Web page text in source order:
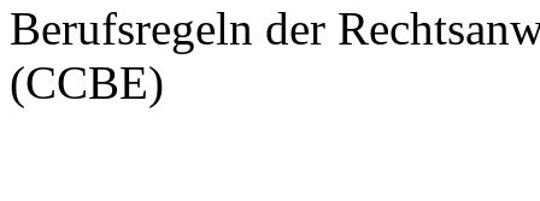
Berufsregeln der
(CCBE)